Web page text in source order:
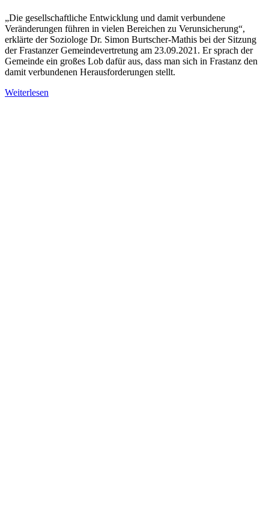
„Die gesellschaftliche Entwicklung und damit verbundene
Veränderungen führen in vielen Bereichen zu Verunsicherung“,
erklärte der Soziologe Dr. Simon Burtscher-Mathis bei der Sitzung
der Frastanzer Gemeindevertretung am 23.09.2021. Er sprach der
Gemeinde ein großes Lob dafür aus, dass man sich in Frastanz den
damit verbundenen Herausforderungen stellt.
Weiterlesen